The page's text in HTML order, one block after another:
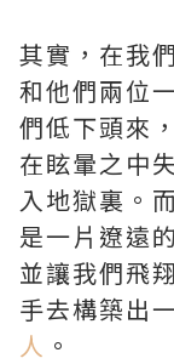
其實，在我
和他們兩位
們低下頭來
在眩暈之中
入地獄裏。
是一片遼遠
並讓我們飛
手去構築出
人 。